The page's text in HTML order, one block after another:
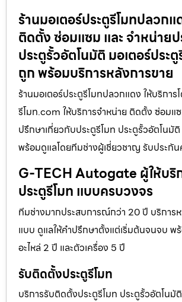
ร้านมอเตอร์ประตูรีโมทปลวก
ติดตั้ง ซ่อมแซม และ จำหน่ายป
ประตูรั้วอัตโนมัติ มอเตอร์ประตู
ถูก พร้อมบริการหลังการขาย
ร้านมอเตอร์ประตูรีโมทปลวกแดง ให้บริการ
รีโมท.com ให้บริการจำหน่าย ติดตั้ง ซ่อมแซ
ปรึกษาเกี่ยวกับประตูรีโมท ประตูรั้วอัตโนมั
พร้อมดูแลโดยทีมช่างผู้เชี่ยวชาญ รับประกั
G-TECH Autogate ผู้ให้บริ
ประตูรีโมท แบบครบวงจร
ทีมช่างมากประสบการณ์กว่า 20 ปี บริการ
แบบ ดูแลให้คำปรึกษาตั้งแต่เริ่มต้นจนจบ พ
อะไหล่ 2 ปี และตัวเครื่อง 5 ปี
รับติดตั้งประตูรีโมท
บริการรับติดตั้งประตูรีโมท ประตูรั้วอัตโนมั